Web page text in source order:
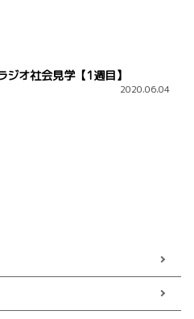
ジオ社会見学【1週目】
2020.06.04